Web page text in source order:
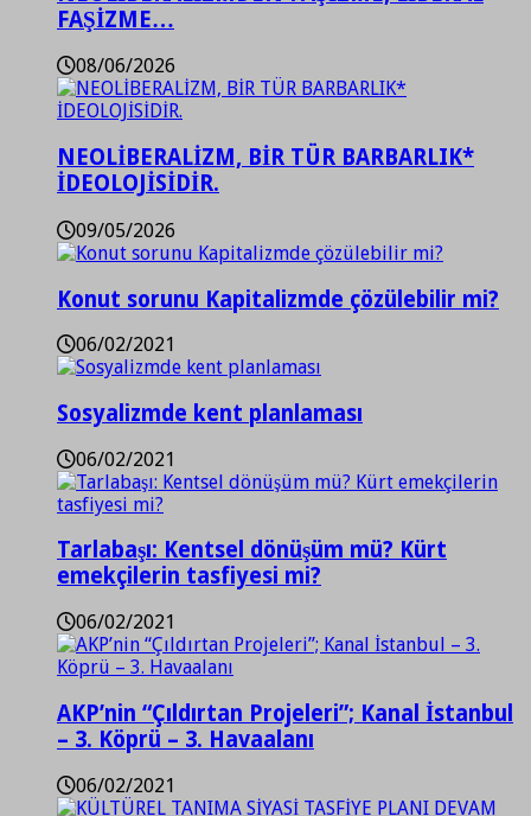
FAŞİZME…
08/06/2026
NEOLİBERALİZM, BİR TÜR BARBARLIK*
İDEOLOJİSİDİR.
09/05/2026
Konut sorunu Kapitalizmde çözülebilir mi?
06/02/2021
Sosyalizmde kent planlaması
06/02/2021
Tarlabaşı: Kentsel dönüşüm mü? Kürt
emekçilerin tasfiyesi mi?
06/02/2021
AKP’nin “Çıldırtan Projeleri”; Kanal İstanbul
– 3. Köprü – 3. Havaalanı
06/02/2021